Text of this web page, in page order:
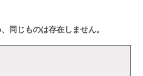
同じものは存在しません。